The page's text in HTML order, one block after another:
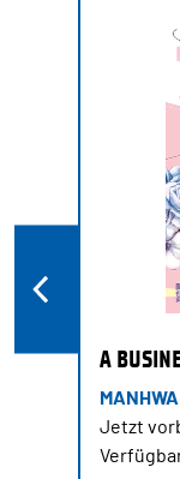
A
MANHWA
Jetzt